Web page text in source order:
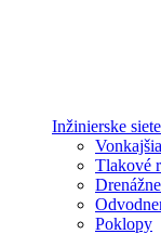
Inžinierske siete
Tlakové
Poklopy